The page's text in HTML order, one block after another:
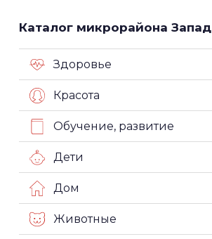
Каталог микрорайона Запад
Здоровье
Красота
Обучение, развитие
Дети
Дом
Животные